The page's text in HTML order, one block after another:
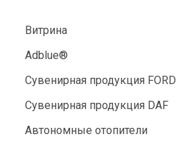
Витрина
Adblue®
Сувенирная продукция FORD
Сувенирная продукция DAF
Автономные отопители